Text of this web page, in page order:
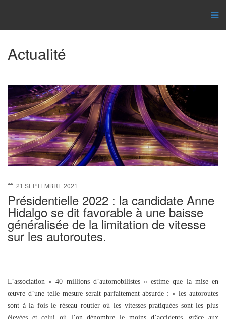
Actualité
21 SEPTEMBRE 2021
Présidentielle 2022 : la candidate Anne
Hidalgo se dit favorable à une baisse
généralisée de la limitation de vitesse
sur les autoroutes.
L’association « 40 millions d’automobilistes » estime que la mise en
œuvre d’une telle mesure serait parfaitement absurde : « les autoroutes
sont à la fois le réseau routier où les vitesses pratiquées sont les plus